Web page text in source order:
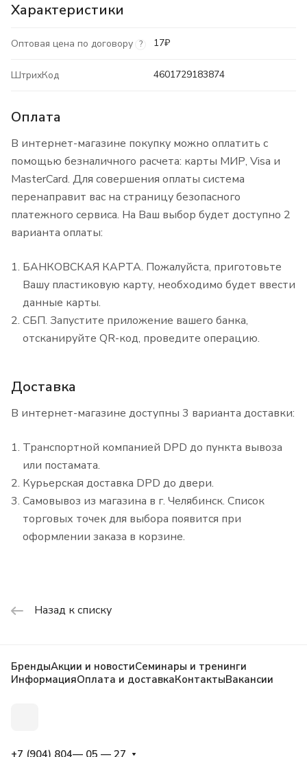
Характеристики
Оптовая цена по договору ? 17₽
ШтрихКод 4601729183874
Оплата
В интернет-магазине покупку можно оплатить с
помощью безналичного расчета: карты МИР, Visa и
MasterCard. Для совершения оплаты система
перенаправит вас на страницу безопасного
платежного сервиса. На Ваш выбор будет доступно 2
варианта оплаты:
БАНКОВСКАЯ КАРТА. Пожалуйста, приготовьте
Вашу пластиковую карту, необходимо будет ввести
данные карты.
СБП. Запустите приложение вашего банка,
отсканируйте QR-код, проведите операцию.
Доставка
В интернет-магазине доступны 3 варианта доставки:
Транспортной компанией DPD до пункта вывоза
или постамата.
Курьерская доставка DPD до двери.
Самовывоз из магазина в г. Челябинск. Список
торговых точек для выбора появится при
оформлении заказа в корзине.
Назад к списку
БрендыАкции и новостиСеминары и тренинги
ИнформацияОплата и доставкаКонтактыВакансии